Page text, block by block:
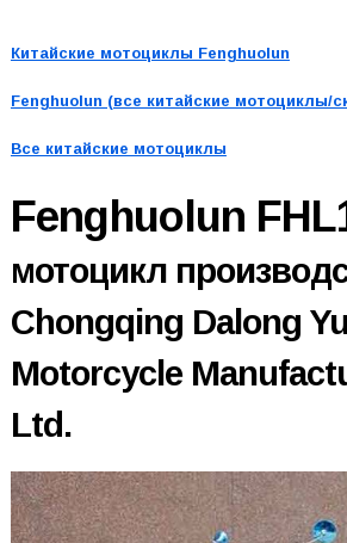
Китайские мотоциклы Fenghuolun
Fenghuolun (все китайские мотоциклы/
Все китайские мотоциклы
Fenghuolun
мотоцикл
Chongqing Dalong
Motorcycle
Ltd.